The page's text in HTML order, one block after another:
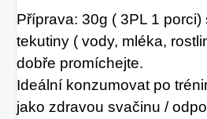
Příprava: 30g ( 3PL 1 porci)
tekutiny ( vody, mléka,
dobře promíchejte.
Ideální konzumovat po
jako zdravou svačinu /